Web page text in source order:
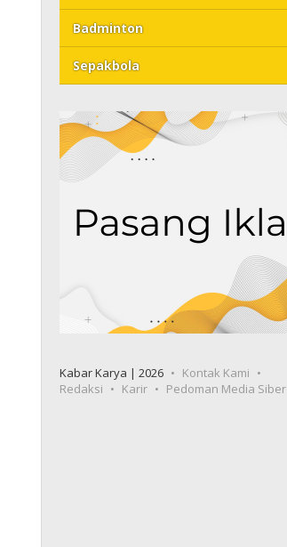
Badminton
Sepakbola
Kabar Karya | 2026
Kontak Kami
Redaksi
Karir Pedoman Media Siber